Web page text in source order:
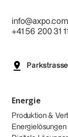
info@axpo.com
+41 56 200 31 11
Energie
Produktion &
Energielösungen